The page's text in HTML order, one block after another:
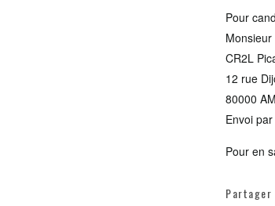
Pour
CR2L
12 rue
80000
Envoi
Pour en
Partager